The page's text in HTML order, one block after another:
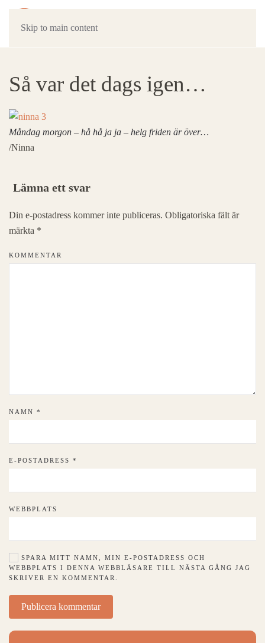
Skip to main content
Så var det dags igen…
Måndag morgon – hå hå ja ja – helg friden är över…
/Ninna
Lämna ett svar
Din e-postadress kommer inte publiceras. Obligatoriska fält är
märkta *
KOMMENTAR
NAMN *
E-POSTADRESS *
WEBBPLATS
SPARA MITT NAMN, MIN E-POSTADRESS OCH
WEBBPLATS I DENNA WEBBLÄSARE TILL NÄSTA GÅNG JAG
SKRIVER EN KOMMENTAR.
Publicera kommentar